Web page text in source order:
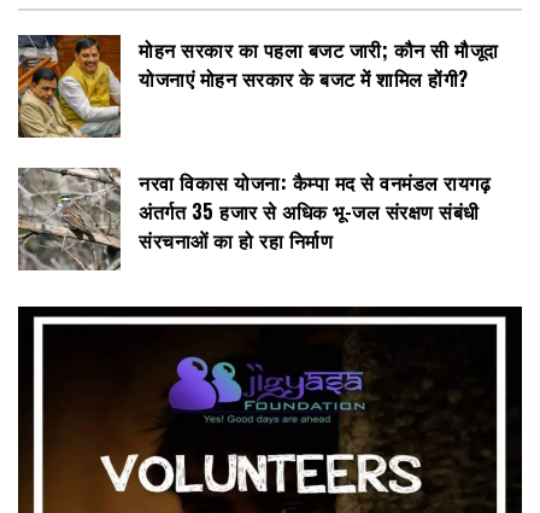
मोहन सरकार का पहला बजट जारी; कौन सी मौजूदा
योजनाएं मोहन सरकार के बजट में शामिल होंगी?
नरवा विकास योजना: कैम्पा मद से वनमंडल रायगढ़
अंतर्गत 35 हजार से अधिक भू-जल संरक्षण संबंधी
संरचनाओं का हो रहा निर्माण